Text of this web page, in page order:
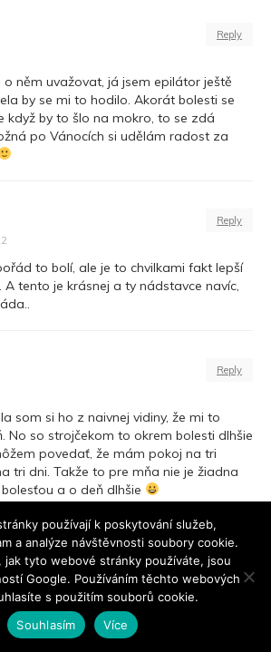
Reply
něm uvažovat, já jsem epilátor ještě
by se mi to hodilo. Akorát bolesti se
když by to šlo na mokro, to se zdá
po Vánocích si udělám radost za
Reply
to bolí, ale je to chvilkami fakt lepší
A tento je krásnej a ty nádstavce navíc,
Reply
som si ho z naivnej vidiny, že mi to
No so strojčekom to okrem bolesti dlhšie
povedať, že mám pokoj na tri
tri dni. Takže to pre mňa nie je žiadna
a o deň dlhšie
Reply
epilátory od Braunu, ale nevím do
Pak jsem ale slyšela, že po 2
používají k poskytování služeb,
a analýze návštěvnosti soubory cookie.
jak tyto webové stránky používáte, jsou
Google. Používáním těchto webových
s použitím souborů cookie.
Souhlasím
Více